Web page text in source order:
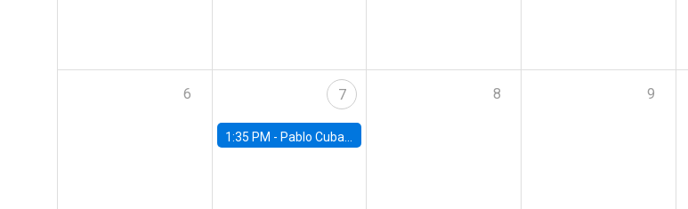
6 7
1:35 PM - Pablo Cuba, FED Board
8 9